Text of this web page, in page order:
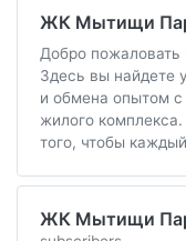
ЖК Мытищи
Добро
Здесь вы найдете
и обмена опытом
жилого
того, чтобы
ЖК Мытищи